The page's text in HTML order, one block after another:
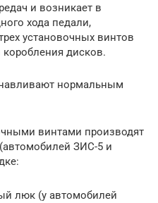
и возникает в
хода педали,
установочных винтов
дисков.
нормальным
винтами производят
ЗИС-5 и
люк (у автомобилей